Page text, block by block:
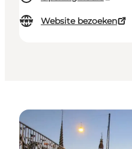
Website bezoeken